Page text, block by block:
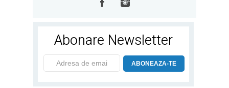
Abonare Newsletter
ABONEAZA-TE